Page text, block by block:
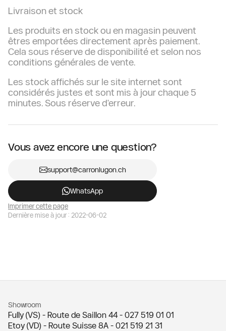
Livraison et stock
Les produits en stock ou en magasin peuvent
êtres emportées directement après paiement.
Cela sous réserve de disponibilité et selon nos
conditions générales de vente.
Les stock affichés sur le site internet sont
considérés justes et sont mis à jour chaque 5
minutes. Sous réserve d'erreur.
Vous avez encore une question?
support@carronlugon.ch
WhatsApp
Imprimer cette page
Dernière mise à jour : 2022-06-02
Showroom
Fully (VS) - Route de Saillon 44 - 027 519 01 01
Etoy (VD) - Route Suisse 8A - 021 519 21 31